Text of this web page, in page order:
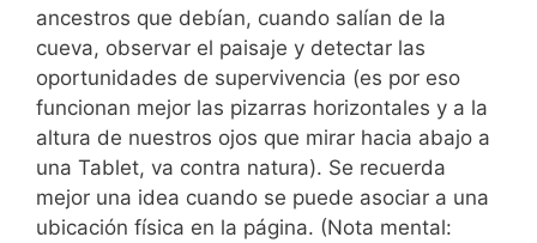
ancestros que debían, cuando salían de la
cueva, observar el paisaje y detectar las
oportunidades de supervivencia (es por eso
funcionan mejor las pizarras horizontales y a la
altura de nuestros ojos que mirar hacia abajo a
una Tablet, va contra natura). Se recuerda
mejor una idea cuando se puede asociar a una
ubicación física en la página. (Nota mental: